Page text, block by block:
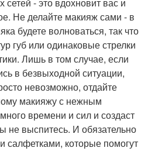
Не делайте макияж сами - в
будете волноваться, так что
губ или одинаковые стрелки
Лишь в том случае, если
в безвыходной ситуации,
невозможно, отдайте
макияжу с нежным
времени и сил и создаст
не выспитесь. И обязательно
салфетками, которые помогут